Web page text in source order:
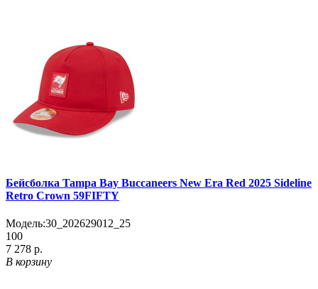
Бейсболка Tampa Bay Buccaneers New Era Red 2025 Sideline
Retro Crown 59FIFTY
Модель:30_202629012_25
100
7 278 р.
В корзину